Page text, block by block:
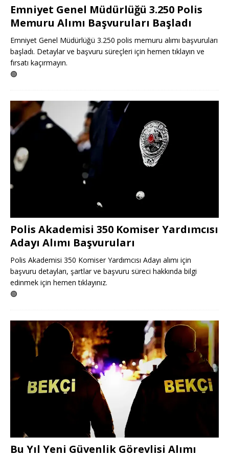
Emniyet Genel Müdürlüğü 3.250 Polis
Memuru Alımı Başvuruları Başladı
Emniyet Genel Müdürlüğü 3.250 polis memuru alımı başvuruları
başladı. Detaylar ve başvuru süreçleri için hemen tıklayın ve
fırsatı kaçırmayın.
🟢
Polis Akademisi 350 Komiser Yardımcısı
Adayı Alımı Başvuruları
Polis Akademisi 350 Komiser Yardımcısı Adayı alımı için
başvuru detayları, şartlar ve başvuru süreci hakkında bilgi
edinmek için hemen tıklayınız.
🟢
Bu Yıl Yeni Güvenlik Görevlisi Alımı